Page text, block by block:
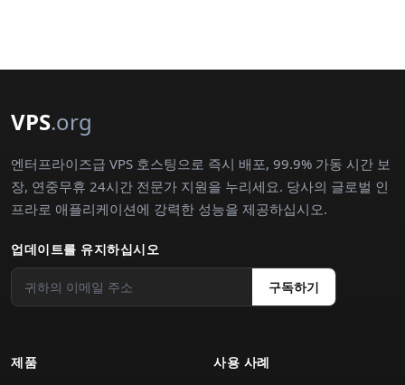
VPS.org
엔터프라이즈급 VPS 호스팅으로 즉시 배포, 99.9% 가동 시간 보
장, 연중무휴 24시간 전문가 지원을 누리세요. 당사의 글로벌 인
프라로 애플리케이션에 강력한 성능을 제공하십시오.
업데이트를 유지하십시오
구독하기
제품
사용 사례